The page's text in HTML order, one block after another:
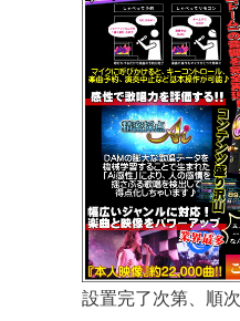
設置完了次第、順